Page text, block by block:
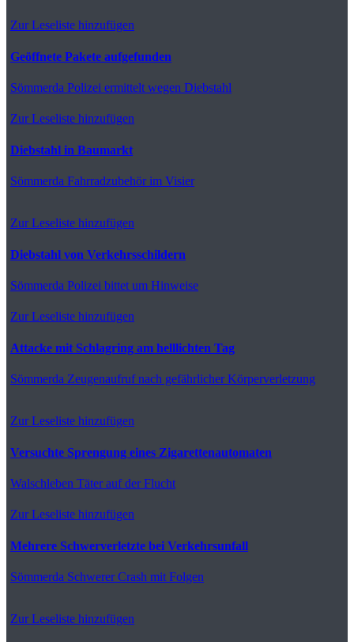
Zur Leseliste hinzufügen
Geöffnete Pakete aufgefunden
Sömmerda Polizei ermittelt wegen Diebstahl
Zur Leseliste hinzufügen
Diebstahl in Baumarkt
Sömmerda Fahrradzubehör im Visier
Zur Leseliste hinzufügen
Diebstahl von Verkehrsschildern
Sömmerda Polizei bittet um Hinweise
Zur Leseliste hinzufügen
Attacke mit Schlagring am helllichten Tag
Sömmerda Zeugenaufruf nach gefährlicher Körperverletzung
Zur Leseliste hinzufügen
Versuchte Sprengung eines Zigarettenautomaten
Walschleben Täter auf der Flucht
Zur Leseliste hinzufügen
Mehrere Schwerverletzte bei Verkehrsunfall
Sömmerda Schwerer Crash mit Folgen
Zur Leseliste hinzufügen